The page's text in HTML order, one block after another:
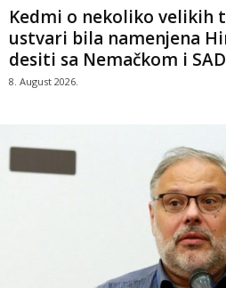
Kedmi o nekoliko velikih
ustvari bila namenjena
desiti sa Nemačkom i SAD
8. August 2026.